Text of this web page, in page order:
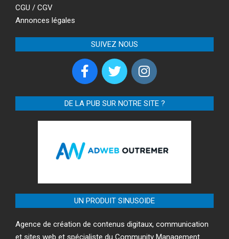
CGU / CGV
Annonces légales
SUIVEZ NOUS
DE LA PUB SUR NOTRE SITE ?
UN PRODUIT SINUSOIDE
Agence de création de contenus digitaux, communication
et sites web et spécialiste du Community Management.